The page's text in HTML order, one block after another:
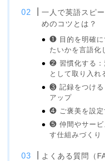
一人で英語スピ
めのコツとは？
❶ 目的を明確に
たいかを言語化
❷ 習慣化する：
として取り入れ
❸ 記録をつける
アップ
❹ ご褒美を設定
❺ 仲間やサービ
す仕組みづくり
よくある質問（